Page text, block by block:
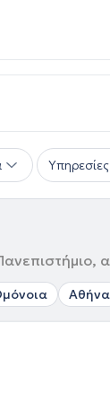
Υπηρεσίες
Αθήνα